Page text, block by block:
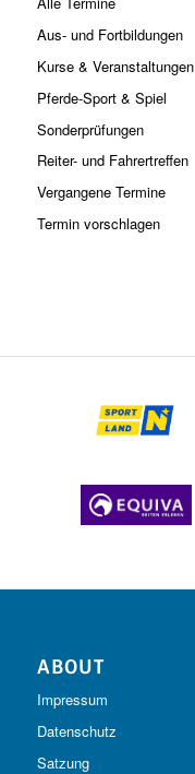
Aus- und Fortbildungen
Kurse & Veranstaltungen
Pferde-Sport & Spiel
Sonderprüfungen
Reiter- und Fahrertreffen
Vergangene Termine
Termin vorschlagen
ABOUT
Impressum
Datenschutz
Satzung